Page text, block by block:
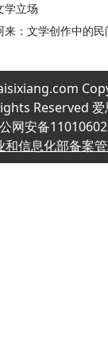
学立场
来：文学创作中的
Reserved 爱
网安备
和信息化部备案